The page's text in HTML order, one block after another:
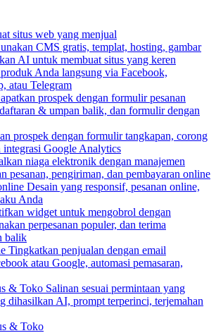
situs web yang menjual
CMS gratis, templat, hosting, gambar
AI untuk membuat situs yang keren
Anda langsung via Facebook,
atau Telegram
prospek dengan formulir pesanan
& umpan balik, dan formulir dengan
prospek dengan formulir tangkapan, corong
integrasi Google Analytics
niaga elektronik dengan manajemen
pesanan, pengiriman, dan pembayaran online
Desain yang responsif, pesanan online,
Anda
widget untuk mengobrol dengan
perpesanan populer, dan terima
balik
Tingkatkan penjualan dengan email
atau Google, automasi pemasaran,
& Toko Salinan sesuai permintaan yang
dihasilkan AI, prompt terperinci, terjemahan
& Toko